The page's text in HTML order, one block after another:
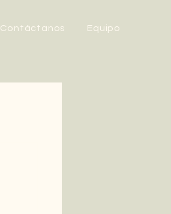
Contáctanos Equipo